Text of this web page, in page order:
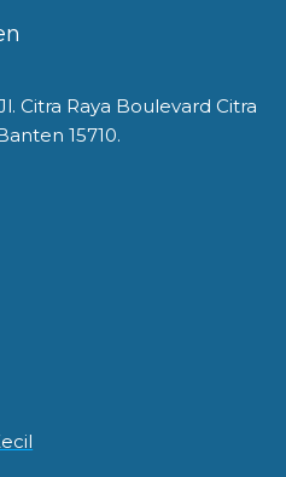
Citra Raya Boulevard Citra
15710.